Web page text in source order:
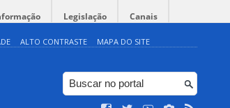
Legislação Canais
ALTO CONTRASTE MAPA DO SITE